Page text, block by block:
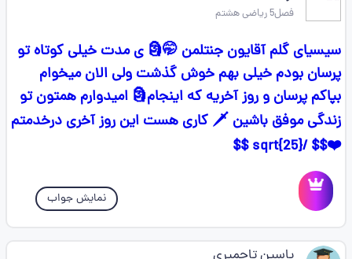
فصل5 ریاضی هشتم
سیسیای گلم آقایون جنتلمن 🤭🗿 ی مدت خیلی کوتاه تو
پرسان بودم خیلی بهم خوش گذشت ولی الان میخوام
بپاکم پرسان و روز آخریه که اینجام🗿 امیدوارم همتون تو
زندگی موفق باشین 🗡 کاری هست این روز آخری درخدمتم
❤️$$ /sqrt{25} $$
نمایش جواب